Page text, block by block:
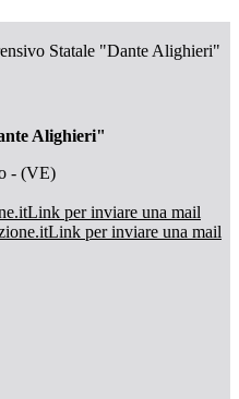
Statale "Dante Alighieri"
Alighieri"
- (VE)
Link per inviare una mail
Link per inviare una mail